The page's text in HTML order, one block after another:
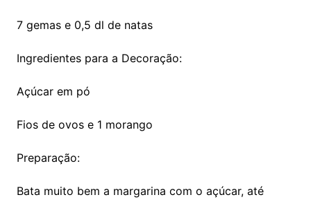
7 gemas e 0,5 dl de natas
Ingredientes para a Decoração:
Açúcar em pó
Fios de ovos e 1 morango
Preparação:
Bata muito bem a margarina com o açúcar, até